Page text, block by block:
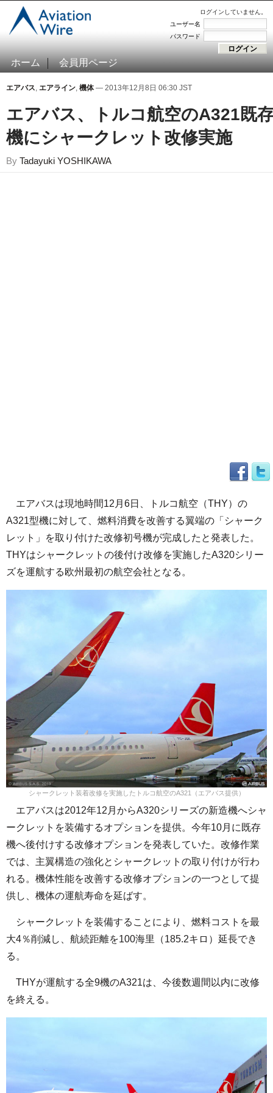
ログインしていません。
ユーザー名
パスワード
ホーム 会員用ページ
エアバス, エアライン, 機体— 2013年12月8日 06:30 JST
エアバス、トルコ航空のA321既
機にシャークレット改修実施
By Tadayuki YOSHIKAWA
エアバスは現地時間12月6日、トルコ航空（THY）の
A321型機に対して、燃料消費を改善する翼端の「シャーク
レット」を取り付けた改修初号機が完成したと発表した。
THYはシャークレットの後付け改修を実施したA320シリー
ズを運航する欧州最初の航空会社となる。
シャークレット装着改修を実施したトルコ航空のA321（エアバス提供）
エアバスは2012年12月からA320シリーズの新造機へシャ
ークレットを装備するオプションを提供。今年10月に既存
機へ後付けする改修オプションを発表していた。改修作業
では、主翼構造の強化とシャークレットの取り付けが行わ
れる。機体性能を改善する改修オプションの一つとして提
供し、機体の運航寿命を延ばす。
シャークレットを装備することにより、燃料コストを最
大4％削減し、航続距離を100海里（185.2キロ）延長でき
る。
THYが運航する全9機のA321は、今後数週間以内に改修
を終える。